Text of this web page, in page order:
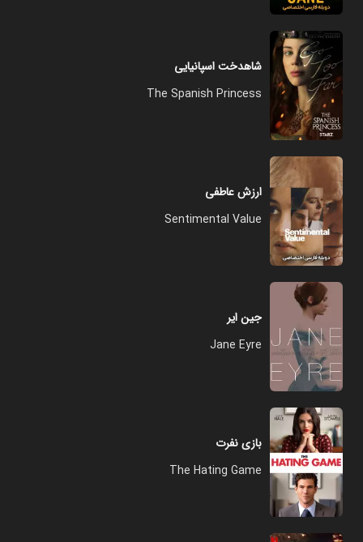
شاهدخت اسپانیایی
The Spanish Princess
ارزش عاطفی
Sentimental Value
جین ایر
Jane Eyre
بازی نفرت
The Hating Game